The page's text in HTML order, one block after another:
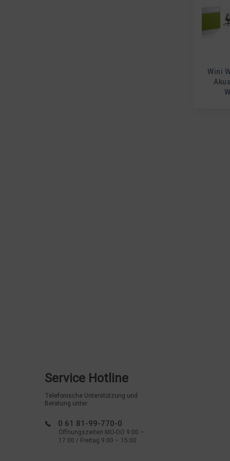
Wini
Service Hotline
Telefonische Unterstützung und
Beratung unter:
0 61 81-99-770-0
Öffnungszeiten MO-DO 9:00 –
17:00 / Freitag 9:00 – 15:00